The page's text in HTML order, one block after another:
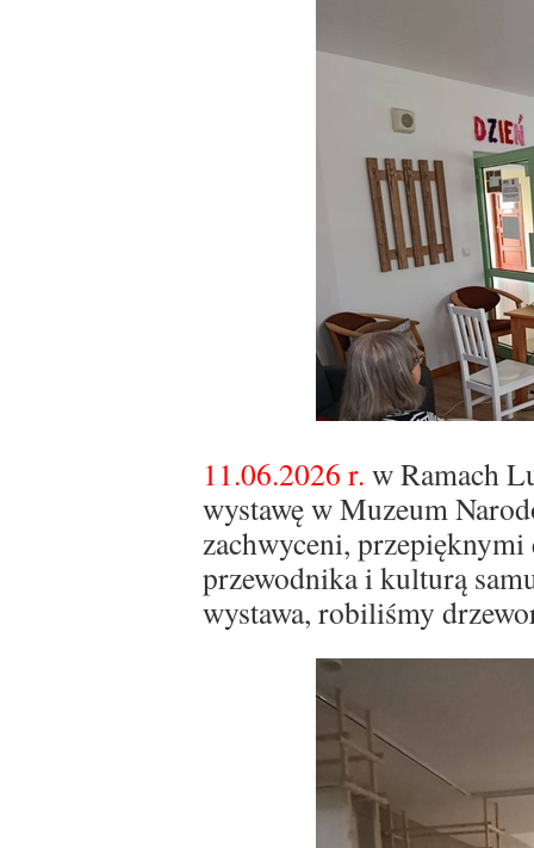
11.06.2026 r. w Ramach
wystawę w Muzeum
zachwyceni,
przewodnika i kulturą
wystawa, robiliśmy